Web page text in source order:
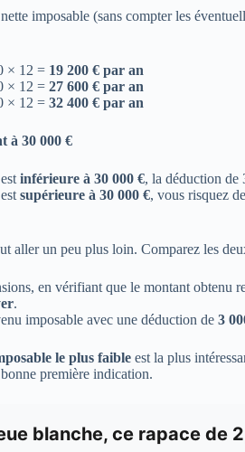
imposable (sans compter les
× 12 = 19 200 € par an
× 12 = 27 600 € par an
× 12 = 32 400 € par an
à 30 000 €
inférieure à 30 000 €, la déduction de
supérieure à 30 000 €, vous risquez
aller un peu plus loin. Comparez les
en vérifiant que le montant obtenu
.
imposable avec une déduction de 3
le plus faible est la plus
première indication.
blanche, ce rapace de